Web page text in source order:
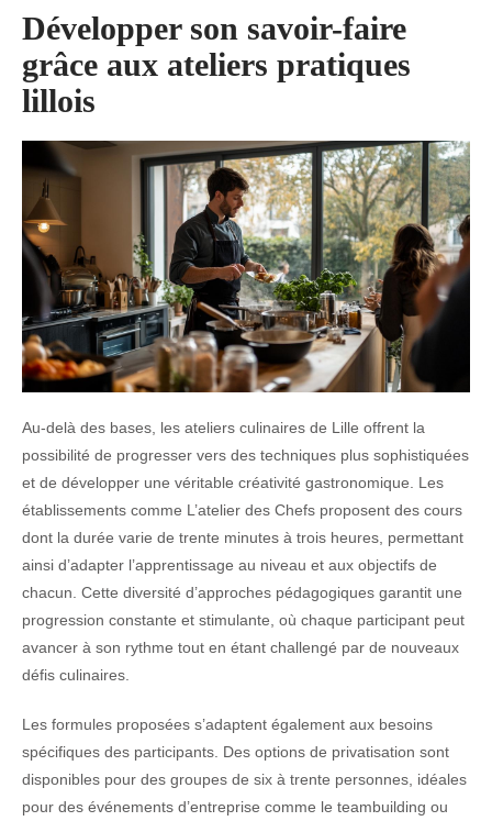
Développer son savoir-faire
grâce aux ateliers pratiques
lillois
Au-delà des bases, les ateliers culinaires de Lille offrent la
possibilité de progresser vers des techniques plus sophistiquées
et de développer une véritable créativité gastronomique. Les
établissements comme L’atelier des Chefs proposent des cours
dont la durée varie de trente minutes à trois heures, permettant
ainsi d’adapter l’apprentissage au niveau et aux objectifs de
chacun. Cette diversité d’approches pédagogiques garantit une
progression constante et stimulante, où chaque participant peut
avancer à son rythme tout en étant challengé par de nouveaux
défis culinaires.
Les formules proposées s’adaptent également aux besoins
spécifiques des participants. Des options de privatisation sont
disponibles pour des groupes de six à trente personnes, idéales
pour des événements d’entreprise comme le teambuilding ou